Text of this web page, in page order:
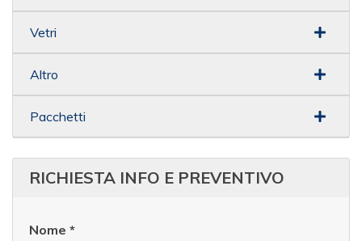
Vetri
Altro
Pacchetti
RICHIESTA INFO E PREVENTIVO
Nome *